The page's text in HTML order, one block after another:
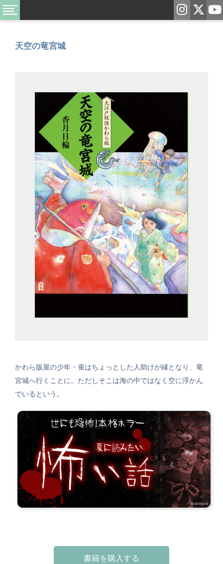
天空の竜宮城
かわら版屋の少年・雀はちょっとした人助けが縁となり、竜
宮城へ行くことに。ただしそこは海の中ではなく空に浮かん
でいるという。
書籍を購入する